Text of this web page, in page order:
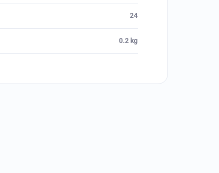
24
0.2 kg